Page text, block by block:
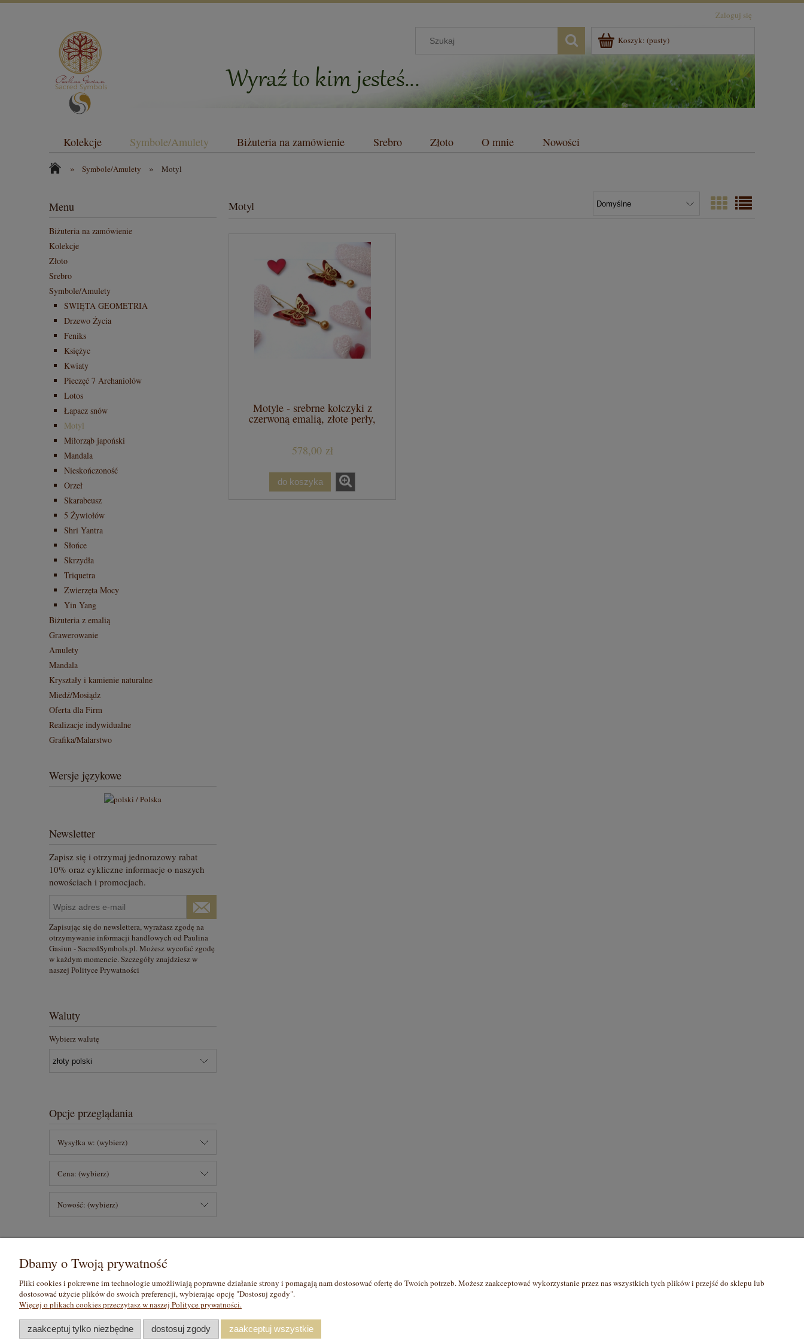
Zaloguj się
Koszyk: (pusty)
Kolekcje Symbole/Amulety Biżuteria na zamówienie Srebro Złoto O mnie Nowości
» Symbole/Amulety » Motyl
Menu
Biżuteria na zamówienie
Kolekcje
Złoto
Srebro
Symbole/Amulety
ŚWIĘTA GEOMETRIA
Drzewo Życia
Feniks
Księżyc
Kwiaty
Pieczęć 7 Archaniołów
Lotos
Łapacz snów
Motyl
Miłorząb japoński
Mandala
Nieskończoność
Orzeł
Skarabeusz
5 Żywiołów
Shri Yantra
Słońce
Skrzydła
Triquetra
Zwierzęta Mocy
Yin Yang
Biżuteria z emalią
Grawerowanie
Amulety
Mandala
Kryształy i kamienie naturalne
Miedź/Mosiądz
Oferta dla Firm
Realizacje indywidualne
Grafika/Malarstwo
Wersje językowe
Newsletter
Zapisz się i otrzymaj jednorazowy rabat
10% oraz cykliczne informacje o naszych
nowościach i promocjach.
Zapisując się do newslettera, wyrażasz zgodę na
otrzymywanie informacji handlowych od Paulina
Gasiun - SacredSymbols.pl. Możesz wycofać zgodę
w każdym momencie. Szczegóły znajdziesz w
naszej Polityce Prywatności
Waluty
Wybierz walutę
Opcje przeglądania
Wysyłka w: (wybierz)
Cena: (wybierz)
Nowość: (wybierz)
Motyl
Motyle - srebrne kolczyki z
czerwoną emalią, złote perły,
bigle otwarte
578,00 zł
do koszyka
Pomoc
Zwroty i reklamacje
Regulamin
Raty
Twoje zamówienia
Ustawienia konta
Przechowalnia
Formy płatności
Prawo probiercze
O mnie
Dbamy o Twoją prywatność
Pliki cookies i pokrewne im technologie umożliwiają poprawne działanie strony i pomagają nam dostosować ofertę do Twoich potrzeb. Możesz zaakceptować wykorzystanie przez nas wszystkich tych plików i przejść do sklepu lub
dostosować użycie plików do swoich preferencji, wybierając opcję "Dostosuj zgody".
Więcej o plikach cookies przeczytasz w naszej Polityce prywatności.
zaakceptuj tylko niezbędne dostosuj zgody zaakceptuj wszystkie